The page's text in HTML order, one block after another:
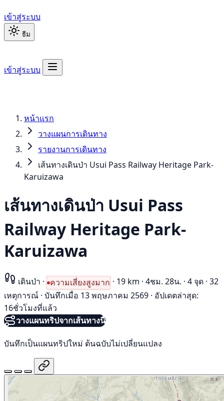
เข้าสู่ระบบ
ธีม
เข้าสู่ระบบ
หน้าแรก
วางแผนการเดินทาง
รายงานการเดินทาง
เส้นทางเดินป่า Usui Pass Railway Heritage Park-
Karuizawa
เส้นทางเดินป่า Usui Pass
Railway Heritage Park-
Karuizawa
เดินป่า · ความเสี่ยงสูงมาก · 19 km · 4ชม. 28น. · 4 จุด · 32
เหตุการณ์ · บันทึกเมื่อ 13 พฤษภาคม 2569 · อัปเดตล่าสุด:
16ชั่วโมงที่แล้ว
วางแผนทริปจากเส้นทางนี้
บันทึกเป็นแผนทริปใหม่ ต้นฉบับไม่เปลี่ยนแปลง